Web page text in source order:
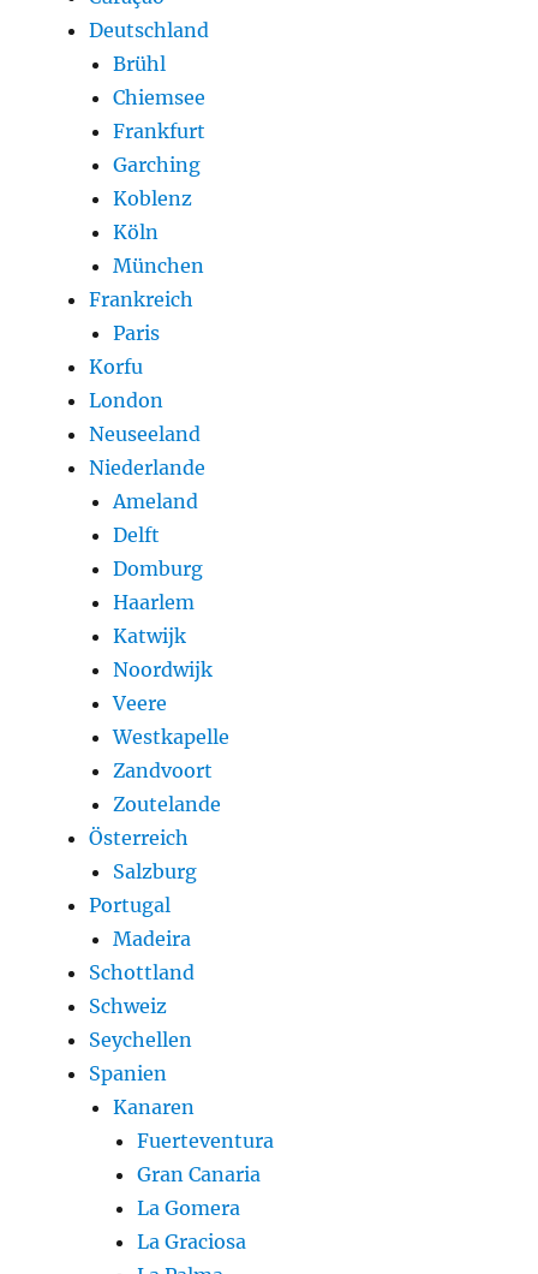
Deutschland
Brühl
Chiemsee
Frankfurt
Garching
Koblenz
Köln
München
Frankreich
Paris
Korfu
London
Neuseeland
Niederlande
Ameland
Delft
Domburg
Haarlem
Katwijk
Noordwijk
Veere
Westkapelle
Zandvoort
Zoutelande
Österreich
Salzburg
Portugal
Madeira
Schottland
Schweiz
Seychellen
Spanien
Kanaren
Fuerteventura
Gran Canaria
La Gomera
La Graciosa